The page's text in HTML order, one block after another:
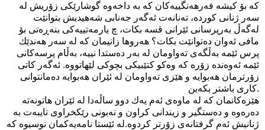
كه‌ بۆ كیشه‌ فه‌رهه‌نگییه‌كان كه‌ به‌ داخه‌وه‌ گوشارێكی‌ زۆریش له‌
سه‌ر ژنانی‌ كورده‌، ته‌نانه‌ت ئه‌گه‌ر جه‌نابی شه‌هیدیش بتوانێت
له‌گه‌ڵ به‌رپرسانی‌ ئێرانی قسه‌ بكات، چ یارمه‌تییه‌كی‌ بنه‌ڕه‌تی بۆ
مافی ئه‌وان ده‌توانێت بكات؟ هه‌روها زانیمان كه‌ له‌ سه‌ر هه‌ندێك
پرس ئێمه‌ به‌ڵگه‌ی ته‌واومان له‌ به‌ر ده‌ستدا نییه‌، به‌ڵام پرسه‌كانی‌
ئێمه‌ ئه‌وه‌نده‌ زۆره‌ كه‌ وه‌كو كتێبیكی‌ بچوكی‌ لێهاتووه‌. ئه‌گه‌ر كاتی‌
زۆرترمان هه‌بوایه‌ و هێزی‌ ته‌واومان له‌ ئێران هه‌بوایه‌ ده‌مانتوانی‌
كاری‌ باشتر بكه‌ین.
هێزه‌كانمان كه‌ له‌ ماوه‌ی‌ ئه‌م یه‌ك دوو ساڵه‌دا له‌ ئێران هاتونه‌ته‌
ده‌ره‌وه‌ و ده‌ستگیر و زیندانی‌ كراون و نه‌بونی‌ رێكخراوی‌ تایبه‌ت به‌
ژنانیش ئه‌م گرفتانه‌ی‌ زۆرتر كردوه‌.له‌ ئێستا نامه‌یه‌كمان نوسیوه‌ كه‌